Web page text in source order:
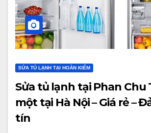
SỬA TỦ LẠNH TẠI HOÀN KIẾM
Sửa tủ lạnh tại Phan Chu
một tại Hà Nội – Giá rẻ –
tín